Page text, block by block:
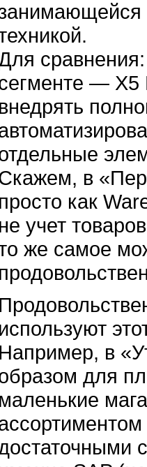
— X5
внедрять
в
просто как
не учет
же самое
используют
Например, в
для
маленькие